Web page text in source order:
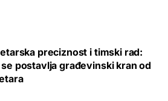
preciznost i timski rad:
postavlja građevinski kran od